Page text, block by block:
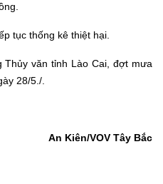
tục thống kê thiệt hại.
văn tỉnh Lào Cai, đợt mưa
28/5./.
An Kiên/VOV Tây Bắc